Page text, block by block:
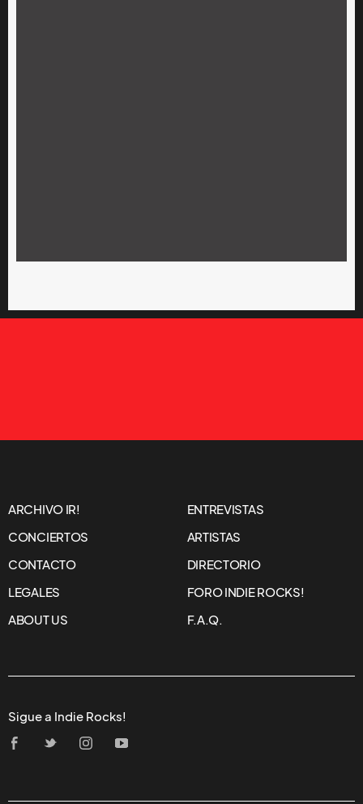
ARCHIVO IR!
ENTREVISTAS
CONCIERTOS
ARTISTAS
CONTACTO
DIRECTORIO
LEGALES
FORO INDIE ROCKS!
ABOUT US
F.A.Q.
Sigue a Indie Rocks!